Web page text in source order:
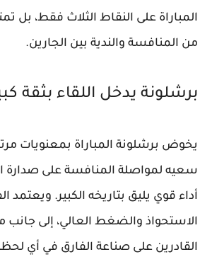
المباراة على النقاط الثلاث فقط، بل
من المنافسة والندية بين الجارين.
برشلونة يدخل اللقاء بثقة
يخوض برشلونة المباراة بمعنويات
سعيه لمواصلة المنافسة على صدارة
أداء قوي يليق بتاريخه الكبير.
الاستحواذ والضغط العالي، إلى جانب
القادرين على صناعة الفارق في أي